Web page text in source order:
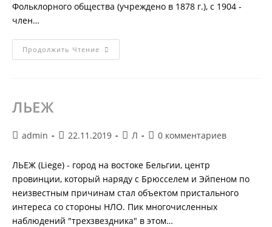
Фольклорного общества (учреждено в 1878 г.), с 1904 -
член…
Продолжить Чтение ЛЭНГ
Эндрю
ЛЬЕЖ
Автор
admin
Запись
22.11.2019
Рубрика
Л
Комментарии
записи:
0 комментариев
ЛЬЕЖ (Liege) - город на востоке Бельгии, центр
провинции, который наряду с Брюсселем и Эйпеном по
неизвестным причинам стал объектом пристального
интереса со стороны НЛО. Пик многочисленных
наблюдений "трехзвездника" в этом…